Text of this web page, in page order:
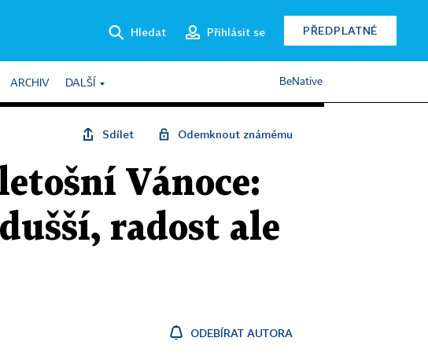
Hledat Přihlásit se PŘEDPLATNÉ
ARCHIV DALŠÍ BeNative
Sdílet Odemknout známému
Vánoce:
radost ale
ODEBÍRAT AUTORA